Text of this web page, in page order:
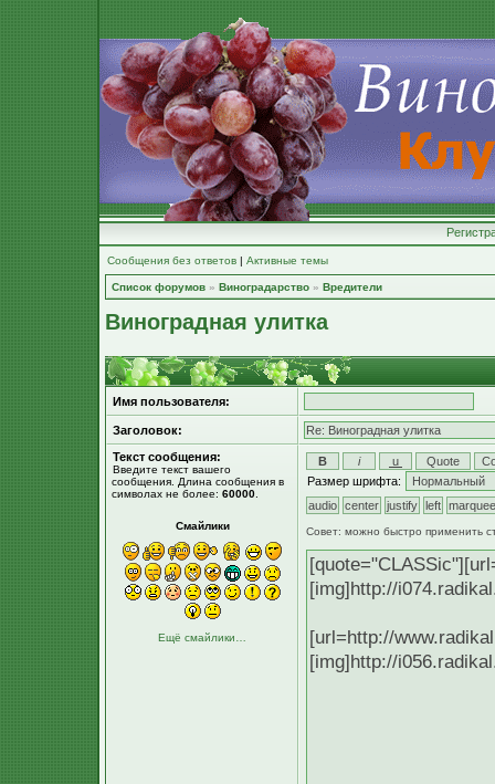
Сообщения без ответов | Активные темы
Список форумов » Виноградарство » Вредители
Виноградная улитка
Имя пользователя:
Заголовок:
Текст сообщения:
Введите текст вашего
сообщения. Длина сообщения в
символах не более: 60000
Смайлики
Ещё смайлики…
Размер шрифта:
Совет: можно быстро применить